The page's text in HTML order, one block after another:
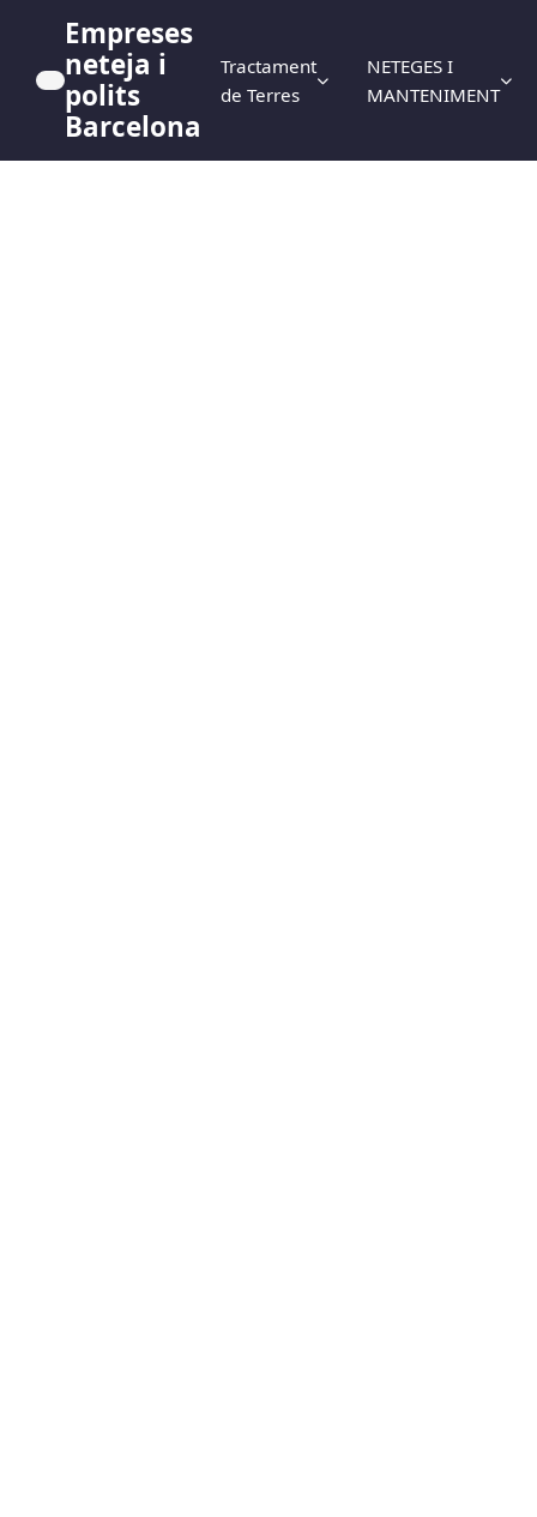
Empreses
neteja i
polits
Barcelona
Tractament
de Terres
NETEGES I
MANTENIMENT